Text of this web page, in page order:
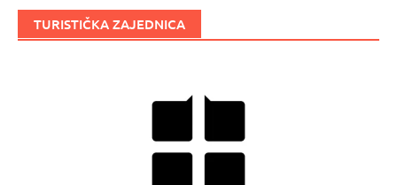
TURISTIČKA ZAJEDNICA